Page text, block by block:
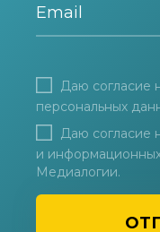
Даю согласие
персональных
Даю согласие
и
Медиалогии.